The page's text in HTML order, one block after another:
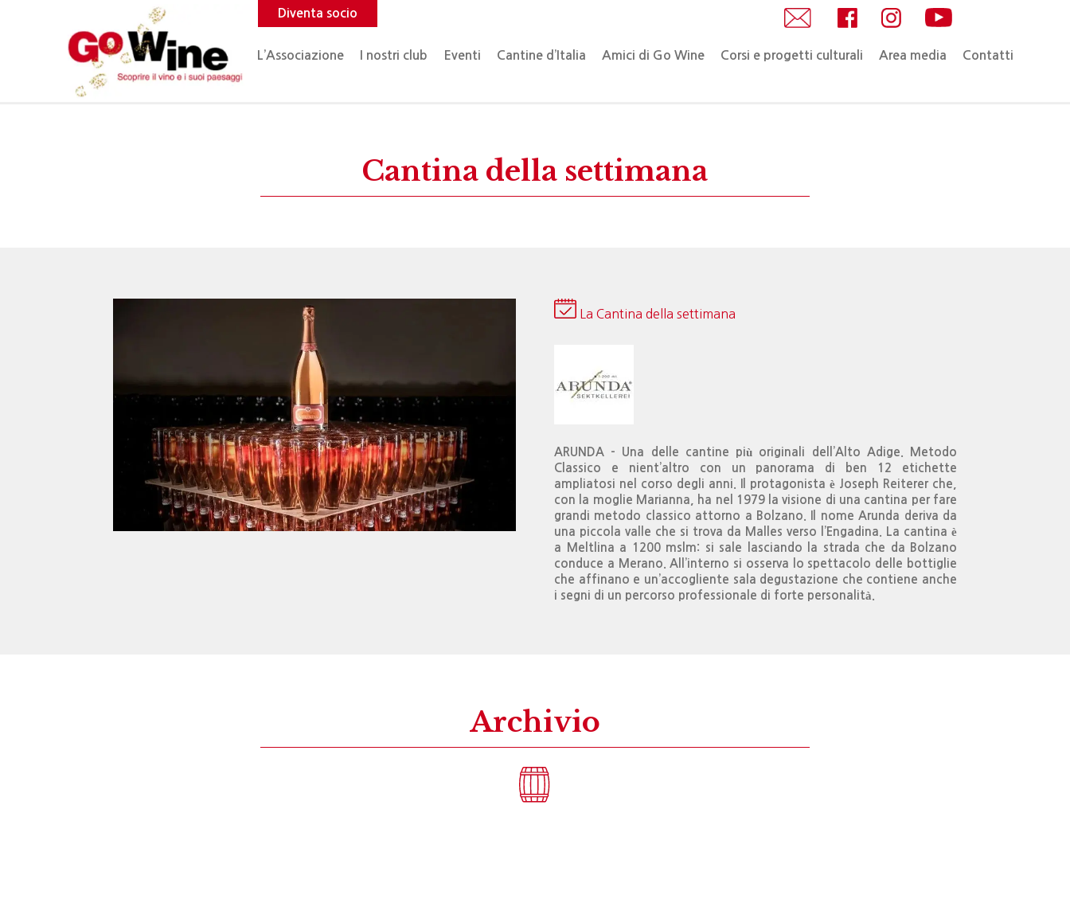
Diventa socio
L’Associazione I nostri club Eventi Cantine d’Italia Amici di Go Wine Corsi e progetti culturali Area media Contatti
Cantina della settimana
La Cantina della settimana
ARUNDA – Una delle cantine più originali dell’Alto Adige. Metodo
Classico e nient’altro con un panorama di ben 12 etichette
ampliatosi nel corso degli anni. Il protagonista è Joseph Reiterer che,
con la moglie Marianna, ha nel 1979 la visione di una cantina per fare
grandi metodo classico attorno a Bolzano. Il nome Arunda deriva da
una piccola valle che si trova da Malles verso l’Engadina. La cantina è
a Meltlina a 1200 mslm: si sale lasciando la strada che da Bolzano
conduce a Merano. All’interno si osserva lo spettacolo delle bottiglie
che affinano e un’accogliente sala degustazione che contiene anche
i segni di un percorso professionale di forte personalità.
Archivio